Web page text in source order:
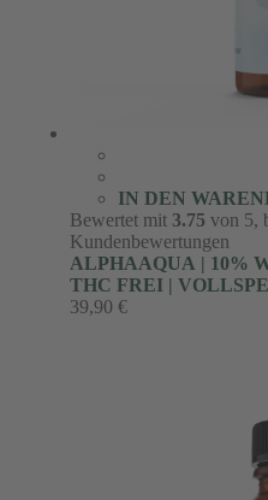
IN DEN
Bewertet mit 3.75 von 5,
Kundenbewertungen
ALPHAAQUA | 10%
THC FREI |
39,90 €